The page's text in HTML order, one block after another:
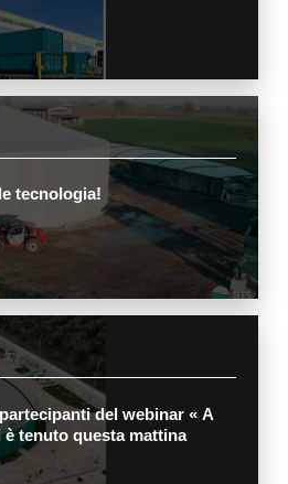
tecnologia!
del webinar « A
tenuto questa mattina